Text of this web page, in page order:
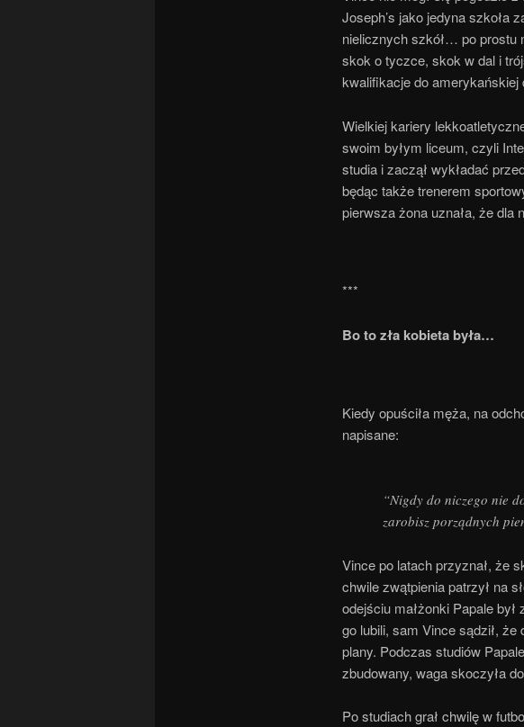
Joseph’s jako jedyna szkoła
nielicznych szkół… po prostu
skok o tyczce, skok w dal i
kwalifikacje do
Wielkiej kariery
swoim byłym liceum, czyli
studia i zaczął wykładać
będąc także trenerem
pierwsza żona uznała, że dla
***
Bo to zła kobieta była…
Kiedy opuściła męża, na
napisane:
“Nigdy do niczego nie
zarobisz porządnych
Vince po latach przyznał, że
chwile zwątpienia patrzył na
odejściu małżonki Papale
go lubili, sam Vince sądził,
plany. Podczas studiów
zbudowany, waga skoczyła
Po studiach grał chwilę w